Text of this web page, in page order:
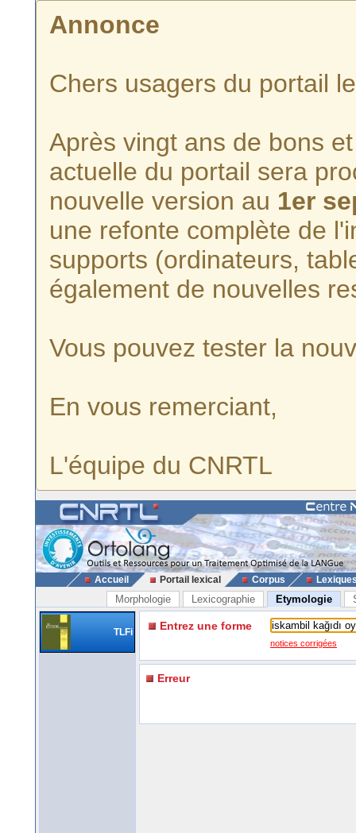
Annonce
Chers usagers du portail
Après vingt ans de bons
actuelle du portail sera
nouvelle version au 1er
une refonte complète de
supports (ordinateurs,
également de nouvelles
Vous pouvez tester la
En vous remerciant,
L'équipe du CNRTL
Accueil Portail lexical Corpus
Morphologie Lexicographie Etymologie
TLFi Entrez une forme
notices corrigées
Erreur